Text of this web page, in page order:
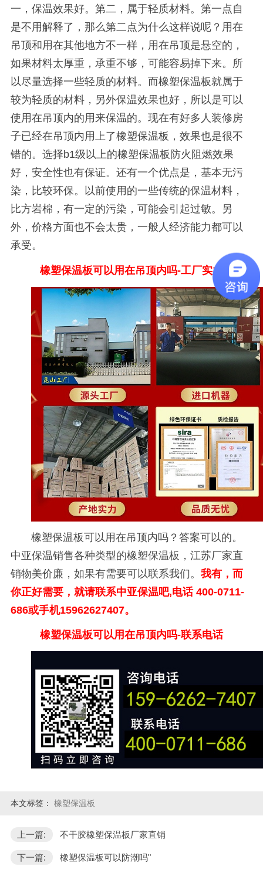
一，保温效果好。第二，属于轻质材料。第一点自
是不用解释了，那么第二点为什么这样说呢？用在
吊顶和用在其他地方不一样，用在吊顶是悬空的，
如果材料太厚重，承重不够，可能容易掉下来。所
以尽量选择一些轻质的材料。而橡塑保温板就属于
较为轻质的材料，另外保温效果也好，所以是可以
使用在吊顶内的用来保温的。现在有好多人装修房
子已经在吊顶内用上了橡塑保温板，效果也是很不
错的。选择b1级以上的橡塑保温板防火阻燃效果
好，安全性也有保证。还有一个优点是，基本无污
染，比较环保。以前使用的一些传统的保温材料，
比方岩棉，有一定的污染，可能会引起过敏。另
外，价格方面也不会太贵，一般人经济能力都可以
承受。
橡塑保温板可以用在吊顶内吗-工厂实力
橡塑保温板可以用在吊顶内吗？答案可以的。
中亚保温销售各种类型的橡塑保温板，江苏厂家直
销物美价廉，如果有需要可以联系我们。 我有，而
你正好需要，就请联系中亚保温吧,电话 400-0711-
686或手机15962627407。
橡塑保温板可以用在吊顶内吗-联系电话
本文标签： 橡塑保温板
上一篇: 不干胶橡塑保温板厂家直销
下一篇: 橡塑保温板可以防潮吗"